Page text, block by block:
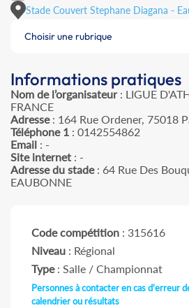
Stade Couvert Stephane Diagana -
Choisir une rubrique
Informations pratiques
Nom de l’organisateur: LIGUE
FRANCE
Adresse: 164 Rue Ordener, 75018
Téléphone 1 : 0142554862
Email : -
Site internet : -
Adresse du stade: 64 Rue Des
EAUBONNE
Code compétition : 315616
Niveau : Régional
Type: Salle / Championnat
Personnes à contacter en cas d'erreur
calendrier ou résultats